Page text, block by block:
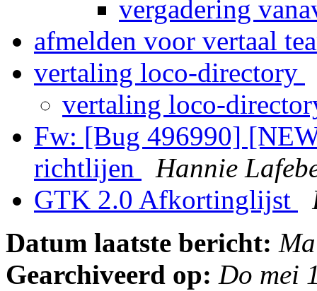
vergadering
afmelden voor vertaal
vertaling loco-directory
vertaling loco-
Fw: [Bug 496990]
richtlijen
Hannie
GTK 2.0 Afkortinglijst
Datum laatste bericht:
Gearchiveerd op: Do mei